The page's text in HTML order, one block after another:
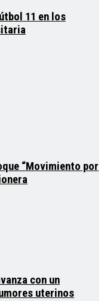
11 en los
“Movimiento por
con un
uterinos